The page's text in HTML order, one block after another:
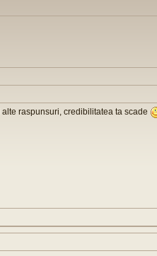
raspunsuri, credibilitatea ta scade